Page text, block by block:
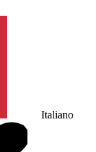
Italiano